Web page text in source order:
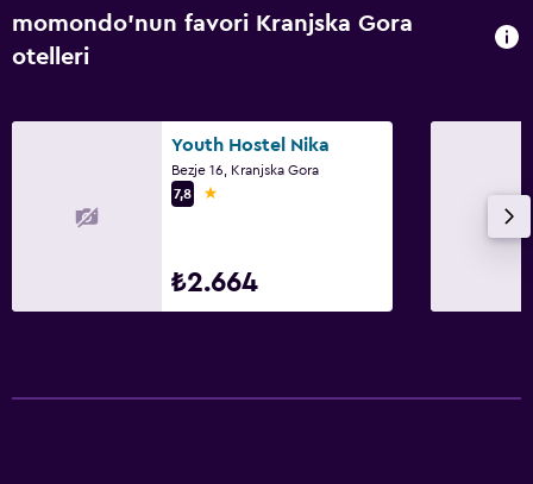
momondo'nun favori Kranjska Gora
otelleri
Youth Hostel Nika
Bezje 16, Kranjska Gora
7,8
1 yıldız
₺2.664